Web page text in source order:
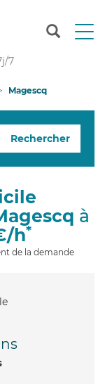
T
n
g
i
7
Magescq
Rechercher
à
h*
de la demande